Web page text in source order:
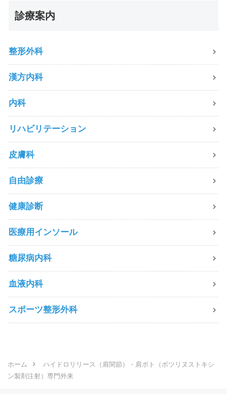
診療案内
整形外科
漢方内科
内科
リハビリテーション
皮膚科
自由診療
健康診断
医療用インソール
糖尿病内科
血液内科
スポーツ整形外科
ホーム
ハイドロリリース（肩関節）・肩ボト（ボツリヌストキシ
ン製剤注射）専門外来